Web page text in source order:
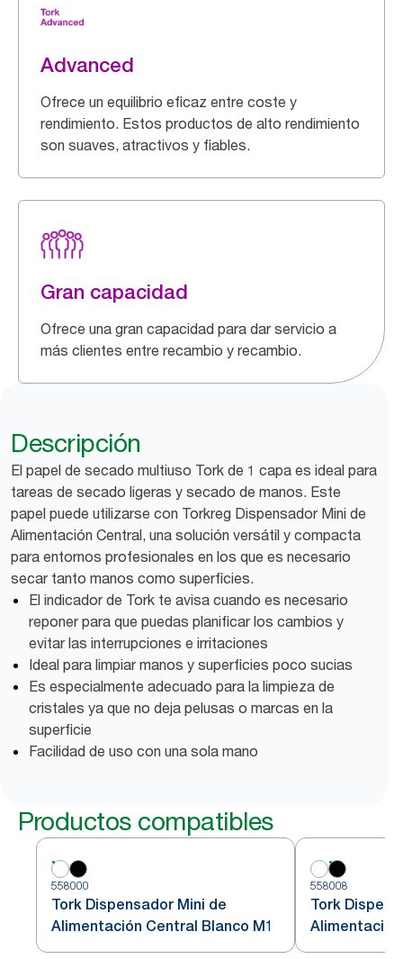
Advanced
Ofrece un equilibrio eficaz entre coste y
rendimiento. Estos productos de alto rendimiento
son suaves, atractivos y fiables.
Gran capacidad
Ofrece una gran capacidad para dar servicio a
más clientes entre recambio y recambio.
Descripción
El papel de secado multiuso Tork de 1 capa es ideal para
tareas de secado ligeras y secado de manos. Este
papel puede utilizarse con Torkreg Dispensador Mini de
Alimentación Central, una solución versátil y compacta
para entornos profesionales en los que es necesario
secar tanto manos como superficies.
El indicador de Tork te avisa cuando es necesario
reponer para que puedas planificar los cambios y
evitar las interrupciones e irritaciones
Ideal para limpiar manos y superficies poco sucias
Es especialmente adecuado para la limpieza de
cristales ya que no deja pelusas o marcas en la
superficie
Facilidad de uso con una sola mano
Productos compatibles
558000
Tork Dispensador Mini de
Alimentación Central Blanco M1
558008
Tork